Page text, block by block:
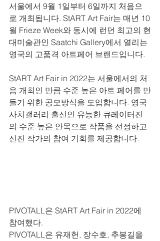
서울에서 9월 1일부터 6일까지 처음으
로 개최됩니다. StART Art Fair는 매년 10
월 Frieze Week와 동시에 런던 최고의 현
대미술관인 Saatchi Gallery에서 열리는
영국의 고품격 아트페어 브랜드입니다.
StART Art Fair in 2022는 서울에서의 처
음 개최인 만큼 수준 높은 아트 페어를 만
들기 위한 공모방식을 도입합니다. 영국
사치갤러리 출신인 유능한 큐레이터진
의 수준 높은 안목으로 작품을 선정하고
신진 작가의 참여 기회를 제공합니다.
PIVOTALL은 StART Art Fair in 2022에
참여했다.
PIVOTALL은 유재헌, 장수호, 추봉길을